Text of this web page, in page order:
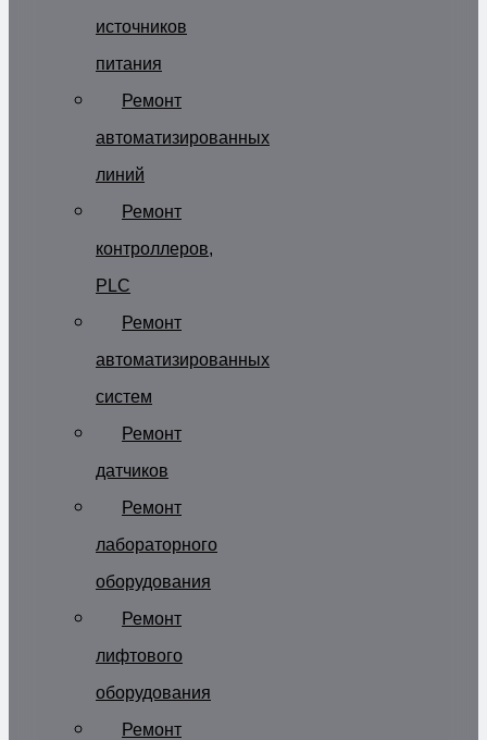
источников
питания
Ремонт
автоматизированных
линий
Ремонт
контроллеров,
PLC
Ремонт
автоматизированных
систем
Ремонт
датчиков
Ремонт
лабораторного
оборудования
Ремонт
лифтового
оборудования
Ремонт